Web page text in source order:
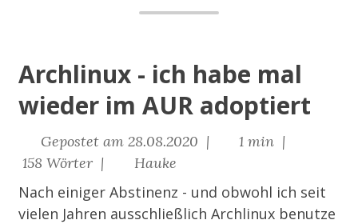
Archlinux - ich habe mal
wieder im AUR adoptiert
Gepostet am 28.08.2020 |
1 min |
158 Wörter |
Hauke
Nach einiger Abstinenz - und obwohl ich seit
vielen Jahren ausschließlich Archlinux benutze